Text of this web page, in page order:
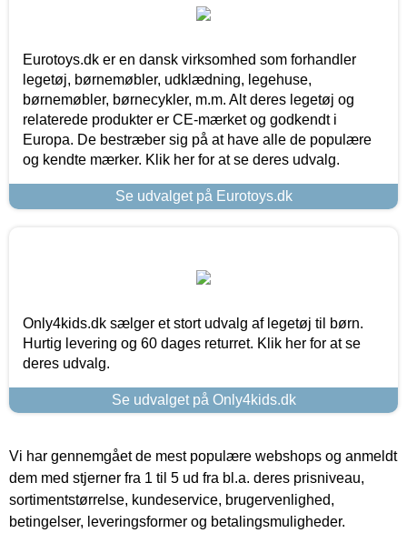
Eurotoys.dk er en dansk virksomhed som forhandler
legetøj, børnemøbler, udklædning, legehuse,
børnemøbler, børnecykler, m.m. Alt deres legetøj og
relaterede produkter er CE-mærket og godkendt i
Europa. De bestræber sig på at have alle de populære
og kendte mærker. Klik her for at se deres udvalg.
Se udvalget på Eurotoys.dk
Only4kids.dk sælger et stort udvalg af legetøj til børn.
Hurtig levering og 60 dages returret. Klik her for at se
deres udvalg.
Se udvalget på Only4kids.dk
Vi har gennemgået de mest populære webshops og anmeldt
dem med stjerner fra 1 til 5 ud fra bl.a. deres prisniveau,
sortimentstørrelse, kundeservice, brugervenlighed,
betingelser, leveringsformer og betalingsmuligheder.